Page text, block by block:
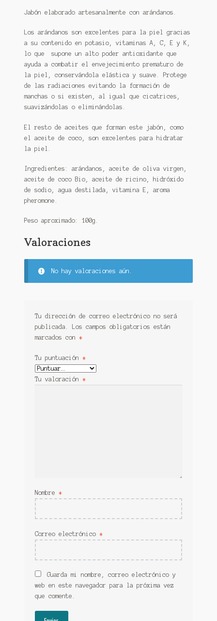
Jabón elaborado artesanalmente con arándanos.
Los arándanos son excelentes para la piel gracias
a su contenido en potasio, vitaminas A, C, E y K,
lo que supone un alto poder antioxidante que
ayuda a combatir el envejecimiento prematuro de
la piel, conservándola elástica y suave. Protege
de las radiaciones evitando la formación de
manchas o si existen, al igual que cicatrices,
suavizándolas o eliminándolas.
El resto de aceites que forman este jabón, como
el aceite de coco, son excelentes para hidratar
la piel.
Ingredientes: arándanos, aceite de oliva virgen,
aceite de coco Bio, aceite de ricino, hidróxido
de sodio, agua destilada, vitamina E, aroma
pheromone.
Peso aproximado: 100g.
Valoraciones
No hay valoraciones aún.
Tu dirección de correo electrónico no será
publicada.
Los campos obligatorios están
marcados con *
Tu puntuación *
Tu valoración *
Nombre *
Correo electrónico *
Guarda mi nombre, correo electrónico y
web en este navegador para la próxima vez
que comente.